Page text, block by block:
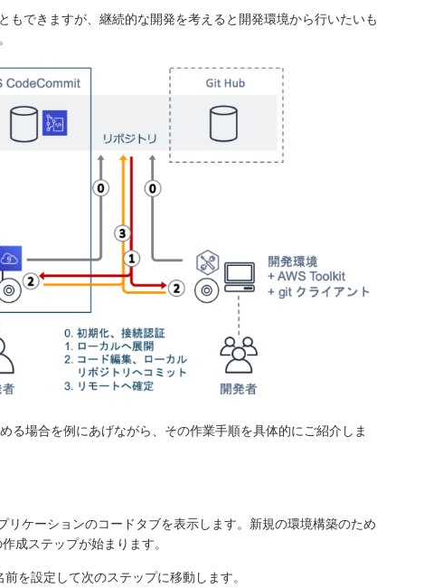
もできますが、継続的な開発を考えると開発環境から行いたいも
る場合を例にあげながら、その作業手順を具体的にご紹介しま
ケーションのコードタブを表示します。新規の環境構築のため
成ステップが始まります。
を設定して次のステップに移動します。